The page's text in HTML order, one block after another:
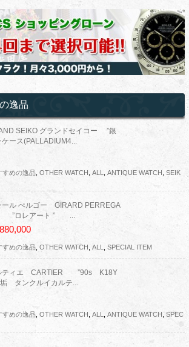
逸品
SEIKO グランドセイコー ”銀
ケース(PALLADIUM4...
すめの逸品, OTHER WATCH ALL ANTIQUE WATCH SEIK
ール ぺルゴー GIRARD PERREGA
”ロレアート ” ...
すめの逸品, OTHER WATCH ALL SPECIAL ITEM
ティエ CARTIER ”90s K18Y
タンクルイカルテ...
すめの逸品, OTHER WATCH ALL ANTIQUE WATCH , SPEC